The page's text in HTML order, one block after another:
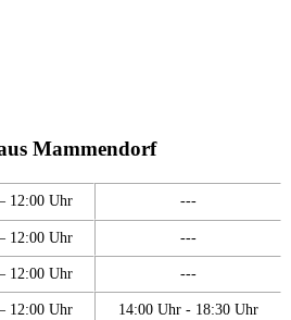
Mammendorf
12:00 Uhr ---
12:00 Uhr ---
12:00 Uhr ---
12:00 Uhr 14:00 Uhr - 18:30 Uhr